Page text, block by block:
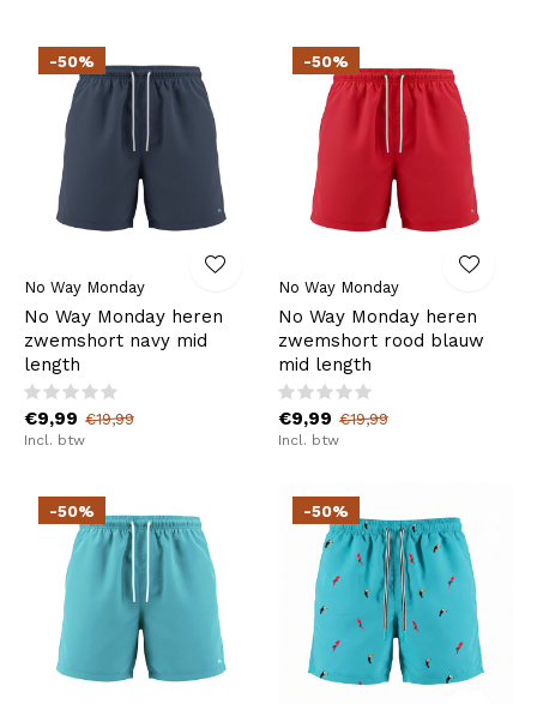
-50%
No Way Monday
No Way Monday heren
zwemshort navy mid
length
€9,99 €19,99
Incl. btw
-50%
No Way Monday
No Way Monday heren
zwemshort rood blauw
mid length
€9,99 €19,99
Incl. btw
-50% -50%